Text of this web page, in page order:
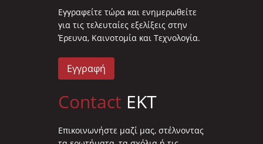
Eγγραφείτε τώρα και ενημερωθείτε
για τις τελευταίες εξελίξεις στην
Έρευνα, Καινοτομία και Τεχνολογία.
Εγγραφή
Contact EKT
Επικοινωνήστε μαζί μας, στέλνοντας